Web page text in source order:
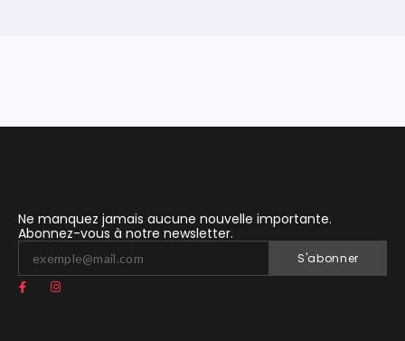
Ne manquez jamais aucune nouvelle importante.
Abonnez-vous à notre newsletter.
S'abonner